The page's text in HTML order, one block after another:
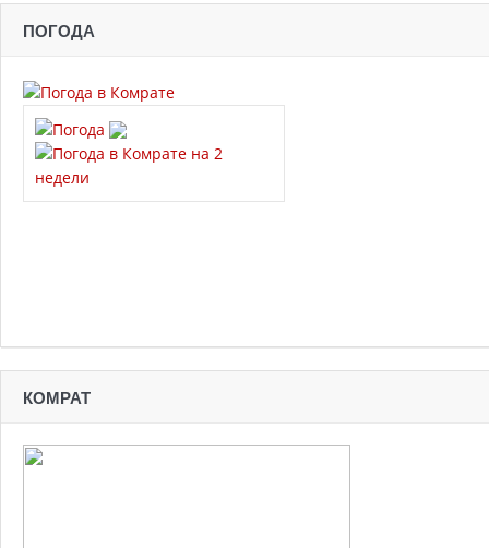
ПОГОДА
КОМРАТ